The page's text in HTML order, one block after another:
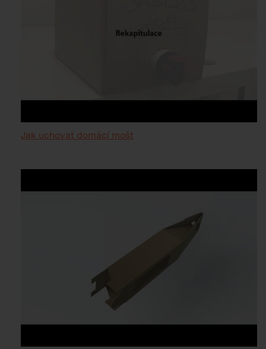
Jak uchovat domácí mošt